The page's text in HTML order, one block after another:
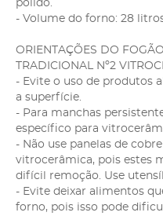
polido.
- Volume do forno: 28
ORIENTAÇÕES DO
TRADICIONAL Nº2
- Evite o uso de produtos
a superfície.
- Para manchas
específico para
- Não use panelas de
vitrocerâmica, pois estes
difícil remoção. Use
- Evite deixar alimentos
forno, pois isso pode